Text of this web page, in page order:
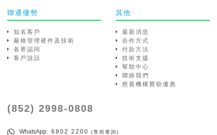
聯通優勢
知名客戶
嚴格管理硬件及技術
各界認同
客戶說話
其他
最新消息
合作方式
付款方法
技術支援
幫助中心
聯絡我們
慈善機構贊助優惠
(852) 2998-0808
WhatsApp: 6802 2200 (售前查詢)